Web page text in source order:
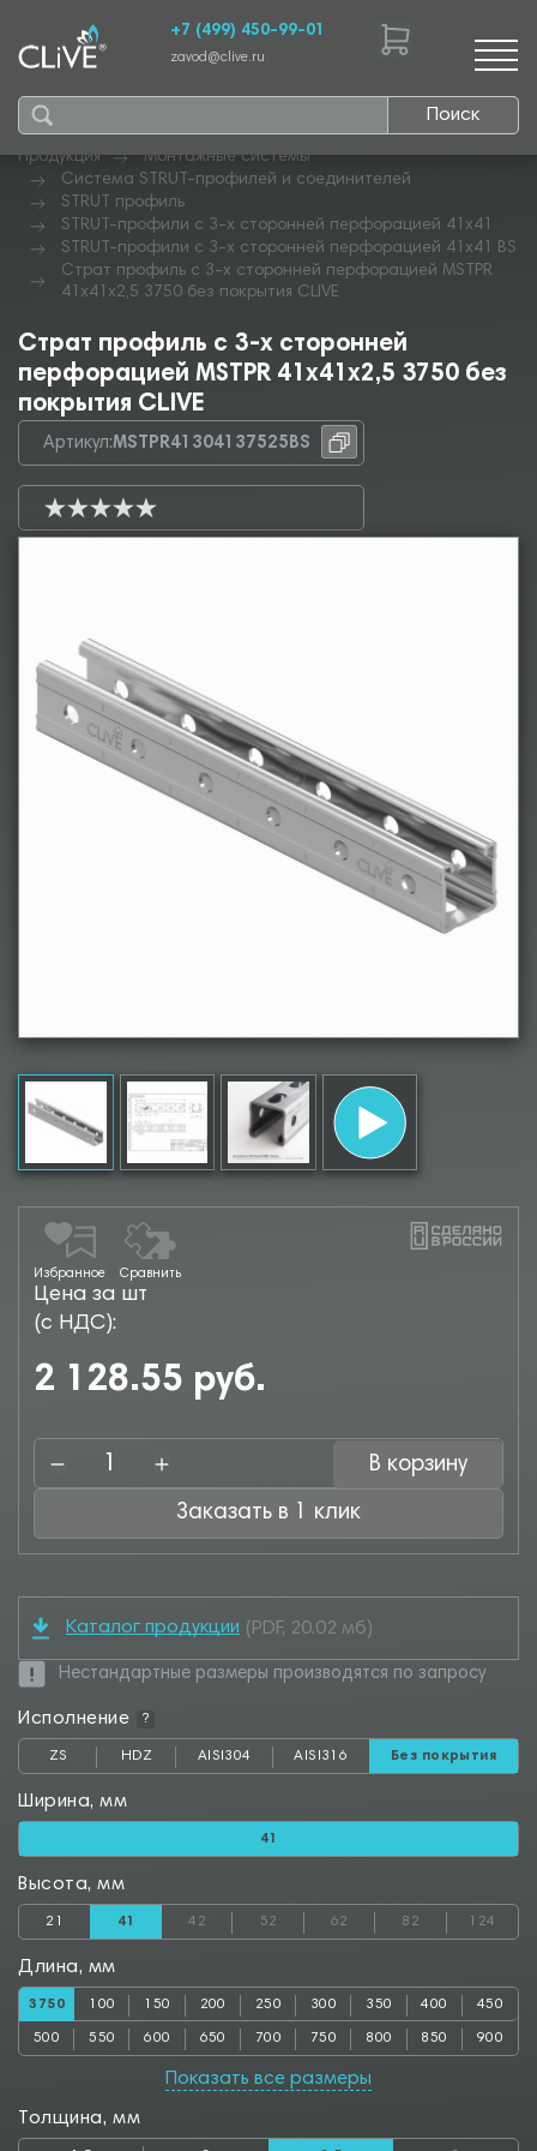
Поиск
+7 (499) 450-99-01
zavod@clive.ru
Продукция
Монтажные системы
Система STRUT-профилей и соединителей
STRUT профиль
STRUT-профили с 3-х сторонней перфорацией 41х41
STRUT-профили с 3-х сторонней перфорацией 41х41 BS
Страт профиль с 3-х сторонней перфорацией MSTPR
41х41х2,5 3750 без покрытия CLIVE
Страт профиль с 3-х сторонней
перфорацией MSTPR 41х41х2,5 3750 без
покрытия CLIVE
Артикул:MSTPR41304137525BS
Избранное Сравнить
Цена за шт
(с НДС):
2 128.55 руб.
В корзину
Заказать в 1 клик
Каталог продукции (PDF, 20.02 мб)
Нестандартные размеры производятся по запросу
Исполнение ?
ZS HDZ AISI304 AISI316 Без покрытия
Ширина, мм
41
Высота, мм
21 41 42 52 62 82 124
Длина, мм
3750 100 150 200 250 300 350 400 450
500 550 600 650 700 750 800 850 900
1050 1100 1150 1200 1250
1850 1900 1950 2000 2050 2100 2150 2200 2250
Показать все размеры
Толщина, мм